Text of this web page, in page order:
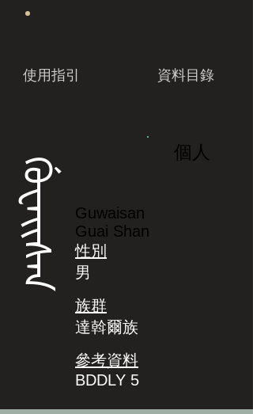
使用指引 資料目錄
ᡤᡠᠸᠠᡳᠰᠠᠨ
個人
Guwaisan
Guai Shan
性別
男
族群
達斡爾族
參考資料
BDDLY 5